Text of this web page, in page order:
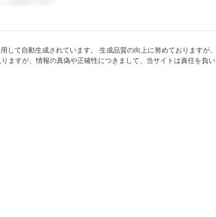
て自動生成されています。 生成品質の向上に努めておりますが、
ますが、情報の真偽や正確性につきまして、当サイトは責任を負い